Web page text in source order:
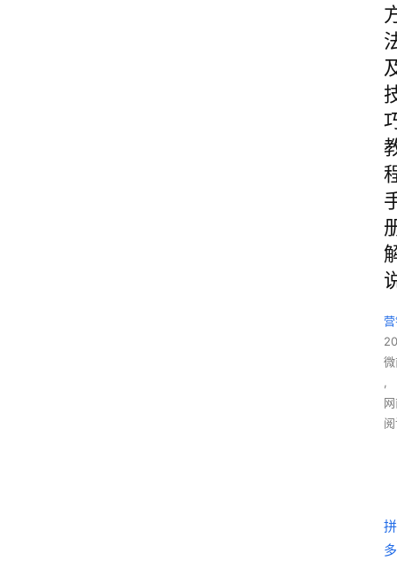
,
拼
多